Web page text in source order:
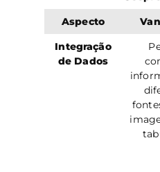
Aspecto
Integração
de Dados